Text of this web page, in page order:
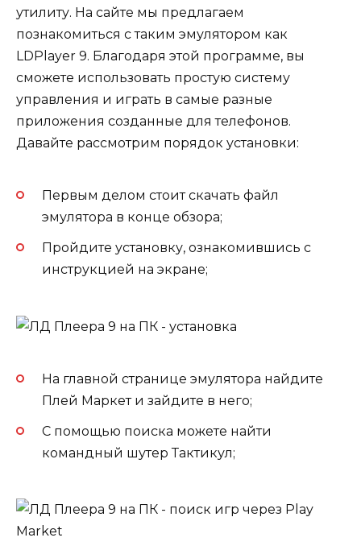
утилиту. На сайте мы предлагаем
познакомиться с таким эмулятором как
LDPlayer 9. Благодаря этой программе, вы
сможете использовать простую систему
управления и играть в самые разные
приложения созданные для телефонов.
Давайте рассмотрим порядок установки:
Первым делом стоит скачать файл
эмулятора в конце обзора;
Пройдите установку, ознакомившись с
инструкцией на экране;
На главной странице эмулятора найдите
Плей Маркет и зайдите в него;
С помощью поиска можете найти
командный шутер Тактикул;